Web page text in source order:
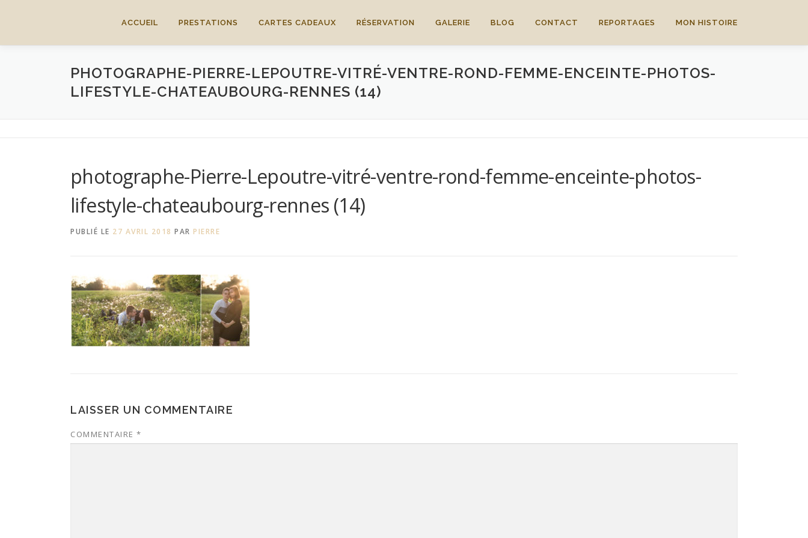
ACCUEIL PRESTATIONS CARTES CADEAUX RÉSERVATION GALERIE BLOG CONTACT REPORTAGES MON HISTOIRE
PHOTOGRAPHE-PIERRE-LEPOUTRE-VITRÉ-VENTRE-ROND-FEMME-ENCEINTE-PHOTOS-
LIFESTYLE-CHATEAUBOURG-RENNES (14)
photographe-Pierre-Lepoutre-vitré-ventre-rond-femme-enceinte-photos-
lifestyle-chateaubourg-rennes (14)
PUBLIÉ LE 27 AVRIL 2018 PAR PIERRE
LAISSER UN COMMENTAIRE
COMMENTAIRE *